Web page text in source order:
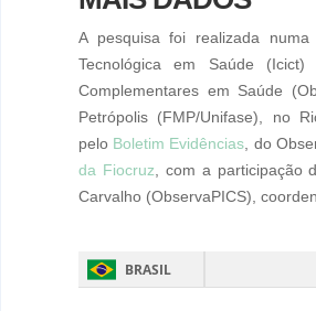
A pesquisa foi realizada
Tecnológica em Saúde
Complementares em Saúde
Petrópolis (FMP/Unifase), no
pelo Boletim Evidências , do
da Fiocruz , com a participação
Carvalho (ObservaPICS),